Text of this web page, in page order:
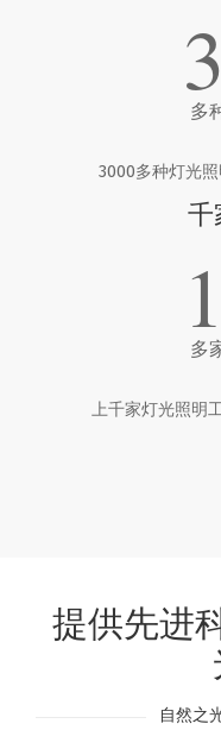
多
3000多种灯光照
千
多
上千家灯光照明
提供先进
自然之